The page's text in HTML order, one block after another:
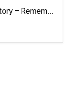
When Students Led History – Remembering June 1987 and the Silent Courage of the Youth - viewrap